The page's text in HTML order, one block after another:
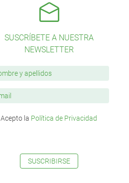
SUSCRÍBETE A NUESTRA
NEWSLETTER
Acepto la Política de Privacidad
SUSCRIBIRSE